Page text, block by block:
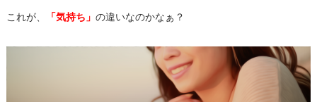
これが、 「気持ち」 の違いなのかなぁ？